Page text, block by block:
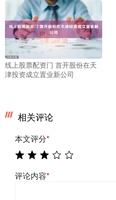
线上股票配资门 首开股份在天
津投资成立置业新公司
相关评论
本文评分*
评论内容*